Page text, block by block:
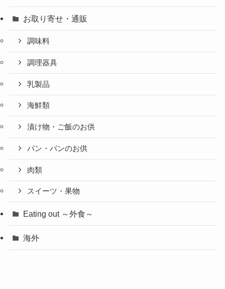
お取り寄せ・通販
調味料
調理器具
乳製品
海鮮類
漬け物・ご飯のお供
パン・パンのお供
肉類
スイーツ・果物
Eating out ～外食～
海外